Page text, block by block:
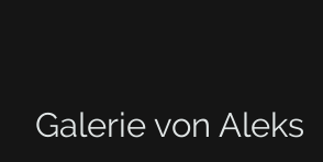
Galerie von Aleks